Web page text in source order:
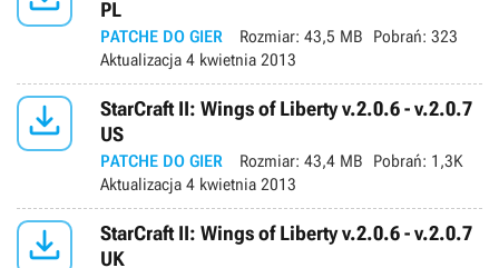
PL
PATCHE DO GIER Rozmiar: 43,5 MB Pobrań: 323
Aktualizacja 4 kwietnia 2013

StarCraft II: Wings of Liberty v.2.0.6 - v.2.0.7
US
PATCHE DO GIER Rozmiar: 43,4 MB Pobrań: 1,3K
Aktualizacja 4 kwietnia 2013

StarCraft II: Wings of Liberty v.2.0.6 - v.2.0.7
UK